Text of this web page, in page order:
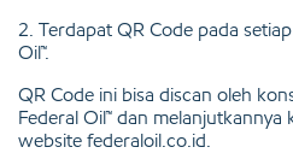
2. Terdapat QR Code pada
Oil™.
QR Code ini bisa discan oleh
Federal Oil™ dan
website federaloil.co.id.